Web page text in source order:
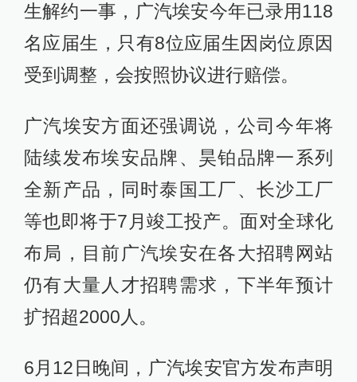
生解约一事，广汽埃安今年已录用118
名应届生，只有8位应届生因岗位原因
受到调整，会按照协议进行赔偿。
广汽埃安方面还强调说，公司今年将
陆续发布埃安品牌、昊铂品牌一系列
全新产品，同时泰国工厂、长沙工厂
等也即将于7月竣工投产。面对全球化
布局，目前广汽埃安在各大招聘网站
仍有大量人才招聘需求，下半年预计
扩招超2000人。
6月12日晚间，广汽埃安官方发布声明